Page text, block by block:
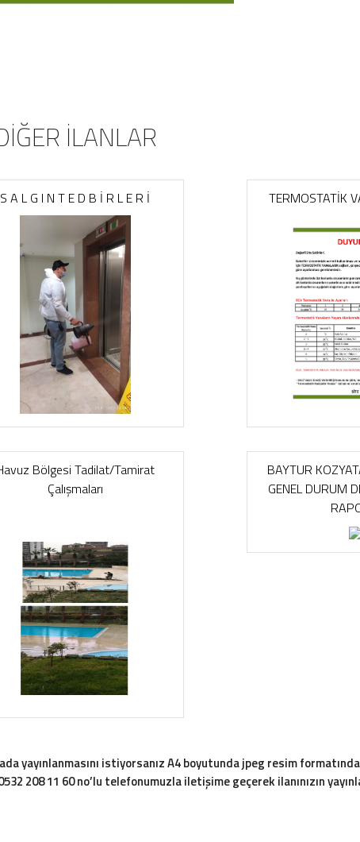
İLANLAR
S A L G I N T E D B İ R L E R İ TERMOSTATİK
Bölgesi Tadilat/Tamirat
Çalışmaları
BAYTUR
GENEL DURUM
yayınlanmasını istiyorsanız A4 boyutunda jpeg resim formatında
11 60 no’lu telefonumuzla iletişime geçerek ilanınızın